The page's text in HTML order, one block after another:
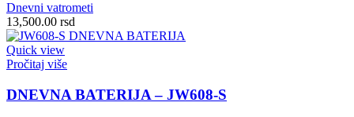
Dnevni vatrometi
13,500.00 rsd
Quick view
Pročitaj više
DNEVNA BATERIJA – JW608-S